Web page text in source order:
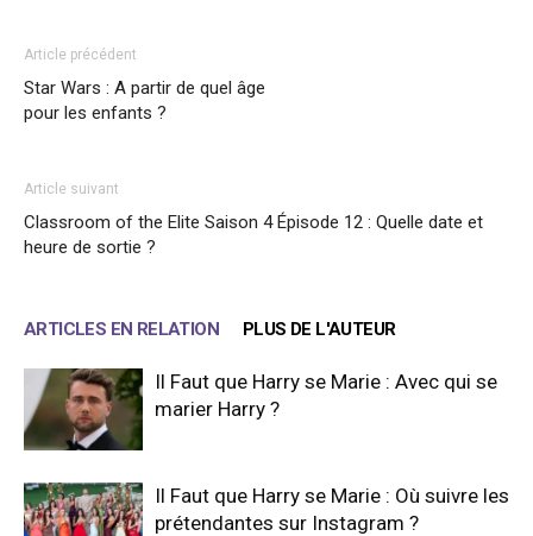
Article précédent
Star Wars : A partir de quel âge
pour les enfants ?
Article suivant
Classroom of the Elite Saison 4 Épisode 12 : Quelle date et
heure de sortie ?
ARTICLES EN RELATION PLUS DE L'AUTEUR
Il Faut que Harry se Marie : Avec qui se
marier Harry ?
Il Faut que Harry se Marie : Où suivre les
prétendantes sur Instagram ?